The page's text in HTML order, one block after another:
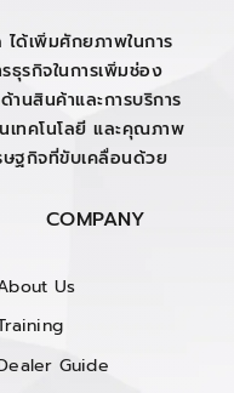
ด้เพิ่มศักยภาพในการ
ธุรกิจในการเพิ่มช่อง
นสินค้าและการบริการ
เทคโนโลยี และคุณภาพ
ษฐกิจที่ขับเคลื่อนด้วย
COMPANY
Us
Guide